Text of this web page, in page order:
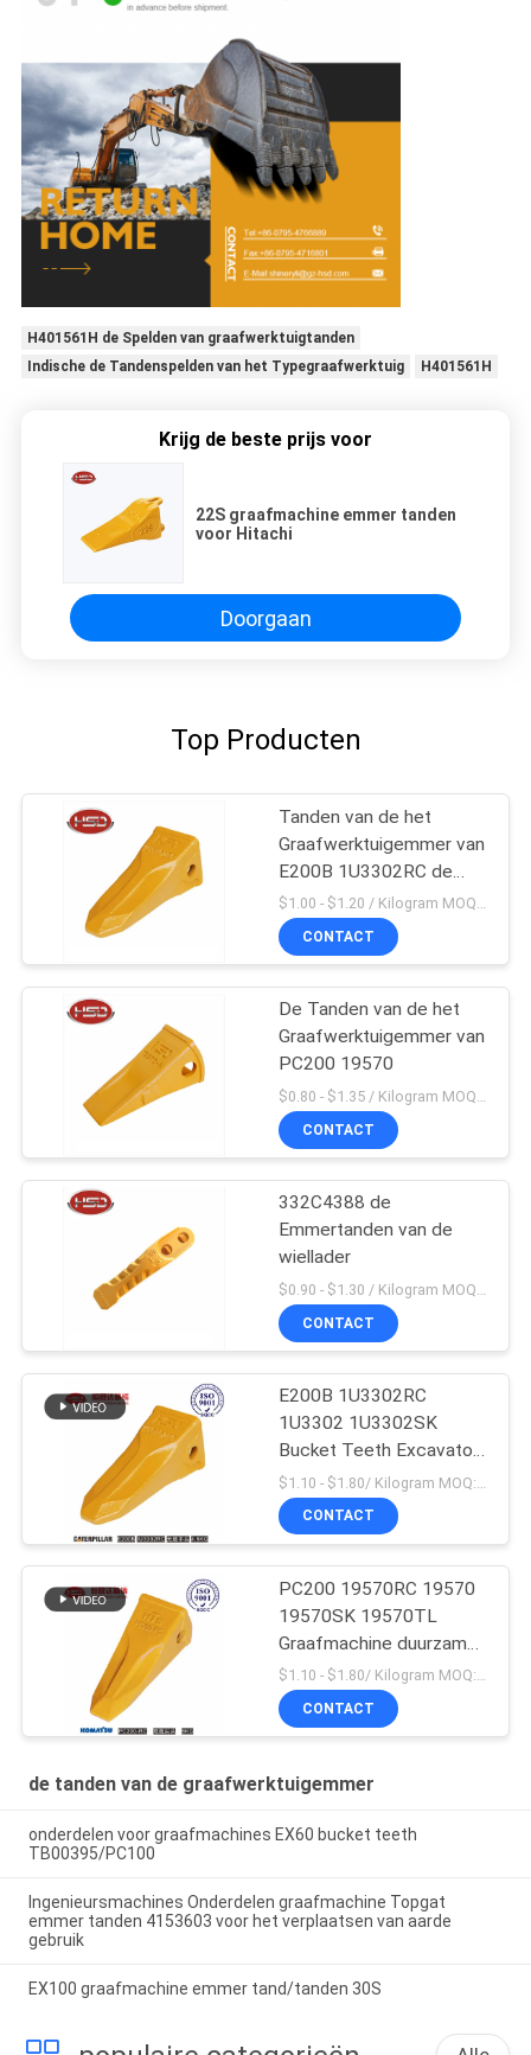
H401561H de Spelden van graafwerktuigtanden
Indische de Tandenspelden van het Typegraafwerktuig
H401561H
Krijg de beste prijs voor
22S graafmachine emmer tanden
voor Hitachi
Doorgaan
Top Producten
Tanden van de het
Graafwerktuigemmer van
E200B 1U3302RC de
Mini
$1.00 - $1.20 / Kilogram MOQ:100 Kilogram/Kilogram
CONTACT
De Tanden van de het
Graafwerktuigemmer van
PC200 19570
CONTACT
332C4388 de
Emmertanden van de
wiellader
CONTACT
E200B 1U3302RC
1U3302 1U3302SK
Bucket Teeth Excavator
Massaproductie
CONTACT
PC200 19570RC 19570
19570SK 19570TL
Graafmachine duurzame
emmertanden voor
Komatsu
$1.10 - $1.80/ Kilogram MOQ:100 Kilogram/Kilogram
CONTACT
de tanden van de graafwerktuigemmer
onderdelen voor graafmachines EX60 bucket teeth
TB00395/PC100
Ingenieursmachines Onderdelen graafmachine Topgat
emmer tanden 4153603 voor het verplaatsen van aarde
gebruik
EX100 graafmachine emmer tand/tanden 30S